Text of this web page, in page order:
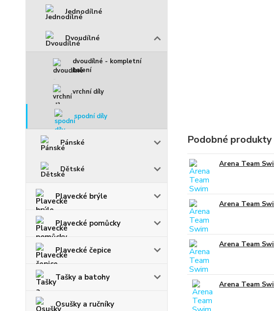
Jednodílné
Dvoudílné
dvoudílné - kompletní
balení
vrchní díly
spodní díly
Pánské
Dětské
Plavecké brýle
Plavecké pomůcky
Plavecké čepice
Tašky a batohy
Osušky a ručníky
Podobné produkty
Arena Team
Arena Team
Arena Team
Arena Team